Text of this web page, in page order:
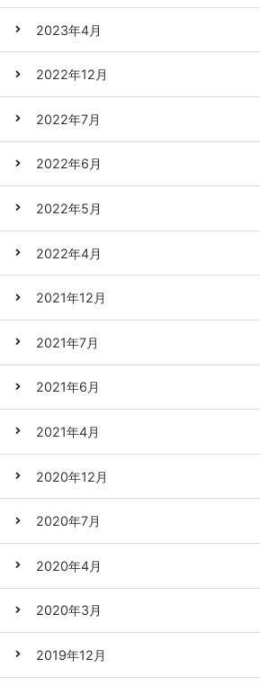
2023年4月
2022年12月
2022年7月
2022年6月
2022年5月
2022年4月
2021年12月
2021年7月
2021年6月
2021年4月
2020年12月
2020年7月
2020年4月
2020年3月
2019年12月